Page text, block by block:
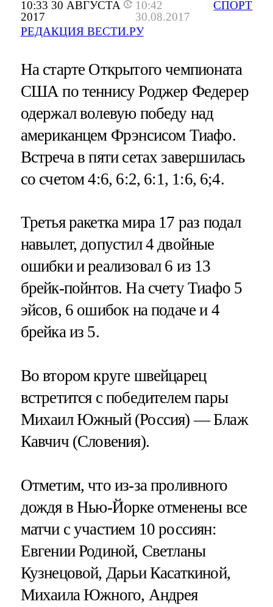
10:33 30 АВГУСТА
2017
10:42
30.08.2017
РЕДАКЦИЯ ВЕСТИ.РУ
СПОРТ
На старте Открытого чемпионата
США по теннису Роджер Федерер
одержал волевую победу над
американцем Фрэнсисом Тиафо.
Встреча в пяти сетах завершилась
со счетом 4:6, 6:2, 6:1, 1:6, 6;4.
Третья ракетка мира 17 раз подал
навылет, допустил 4 двойные
ошибки и реализовал 6 из 13
брейк-пойнтов. На счету Тиафо 5
эйсов, 6 ошибок на подаче и 4
брейка из 5.
Во втором круге швейцарец
встретится с победителем пары
Михаил Южный (Россия) — Блаж
Кавчич (Словения).
Отметим, что из-за проливного
дождя в Нью-Йорке отменены все
матчи с участием 10 россиян:
Евгении Родиной, Светланы
Кузнецовой, Дарьи Касаткиной,
Михаила Южного, Андрея